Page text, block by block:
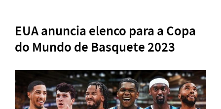
EUA anuncia elenco para a Copa
do Mundo de Basquete 2023